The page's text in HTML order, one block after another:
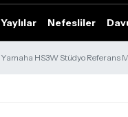
Yaylılar Nefesliler
Yamaha HS3W Stüdyo Referans